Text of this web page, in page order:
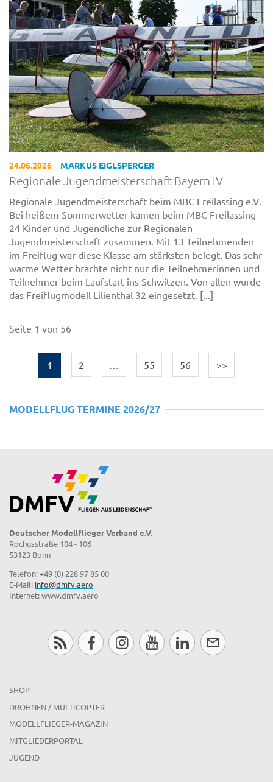
24.06.2026 MARKUS EIGLSPERGER
Regionale Jugendmeisterschaft Bayern IV
Regionale Jugendmeisterschaft beim MBC Freilassing e.V.
Bei heißem Sommerwetter kamen beim MBC Freilassing
24 Kinder und Jugendliche zur Regionalen
Jugendmeisterschaft zusammen. Mit 13 Teilnehmenden
im Freiflug war diese Klasse am stärksten belegt. Das sehr
warme Wetter brachte nicht nur die Teilnehmerinnen und
Teilnehmer beim Laufstart ins Schwitzen. Von allen wurde
das Freiflugmodell Lilienthal 32 eingesetzt. [...]
Seite 1 von 56
1 2 … 55 56 >>
MODELLFLUG TERMINE 2026/27
Deutscher Modellflieger Verband e.V.
Rochusstraße 104 - 106
53123 Bonn
Telefon: +49 (0) 228 97 85 00
E-Mail: info@dmfv.aero
Internet: www.dmfv.aero
SHOP
DROHNEN / MULTICOPTER
MODELLFLIEGER-MAGAZIN
MITGLIEDERPORTAL
JUGEND